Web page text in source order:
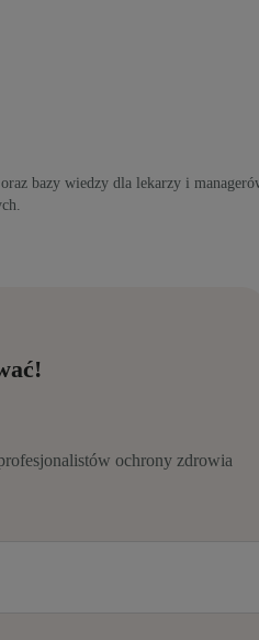
bazy wiedzy dla lekarzy i
ochrony zdrowia